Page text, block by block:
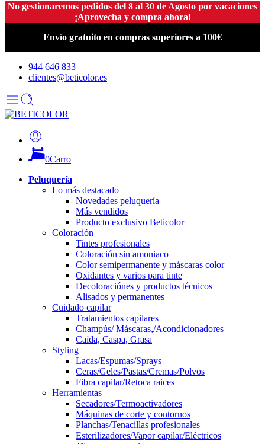
No gestionaremos pedidos del 8 al 30 de Agosto por vacaciones
¡Aprovecha y compra ahora!
Envío gratuito en compras superiores a 100€
944 646 833
clientes@beticolor.es
0Carro
Peluquería
Lo más destacado
Novedades peluquería
Más vendidos
Producto exclusivo Beticolor
Coloración
Tintes profesionales
Coloración sin amoniaco
Color semipermanente y máscaras color
Oxidantes y varios para tinte
Decoloraciónes y productos técnicos
Alisados y permanentes
Cuidado capilar
Tratamientos capilares
Champús/ Máscaras,/Acondicionadores
Caída, Caspa, Grasa
Styling
Lacas/Espumas/Sprays
Ceras/Geles/Pastas/Cremas/Polvos
Fibra capilar/Retoca raices
Herramientas
Secadores/Termoactivadores
Máquinas de corte y contornos
Planchas/Tenacillas profesionales
Esterilizadores/Vapor capilar/Eléctricos